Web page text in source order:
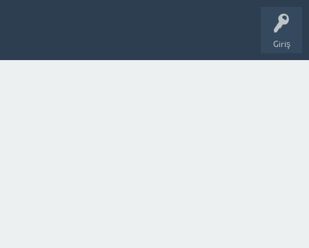
Giriş